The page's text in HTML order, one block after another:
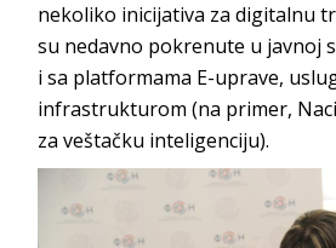
nekoliko inicijativa za digitalnu
su nedavno pokrenute u javnoj
i sa platformama E-uprave,
infrastrukturom (na primer,
za veštačku inteligenciju).